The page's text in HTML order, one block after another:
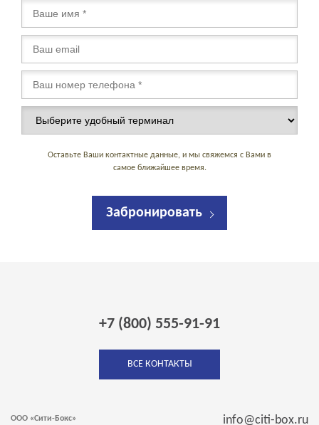
Оставьте Ваши контактные данные, и мы свяжемся с Вами в
самое ближайшее время.
Забронировать
+7 (800) 555-91-91
ВСЕ КОНТАКТЫ
ООО «Сити-Бокс» info@citi-box.ru